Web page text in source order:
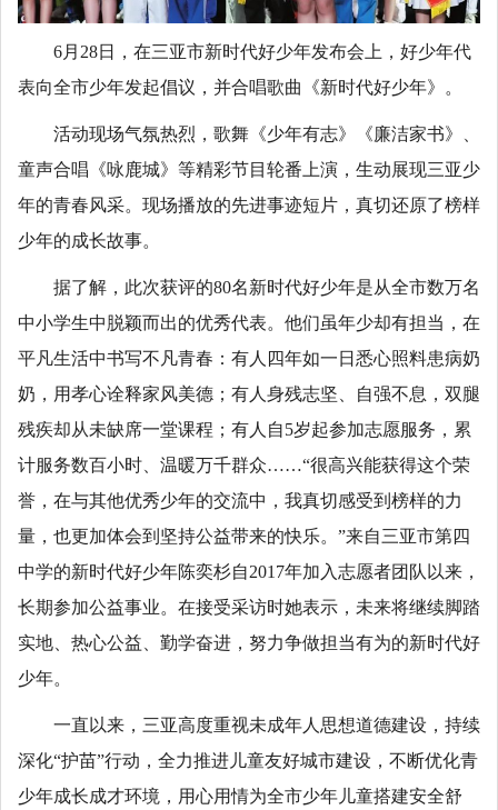
6月28日，在三亚市新时代好少年发布会上，好少年代
表向全市少年发起倡议，并合唱歌曲《新时代好少年》。
活动现场气氛热烈，歌舞《少年有志》《廉洁家书》、
童声合唱《咏鹿城》等精彩节目轮番上演，生动展现三亚少
年的青春风采。现场播放的先进事迹短片，真切还原了榜样
少年的成长故事。
据了解，此次获评的80名新时代好少年是从全市数万名
中小学生中脱颖而出的优秀代表。他们虽年少却有担当，在
平凡生活中书写不凡青春：有人四年如一日悉心照料患病奶
奶，用孝心诠释家风美德；有人身残志坚、自强不息，双腿
残疾却从未缺席一堂课程；有人自5岁起参加志愿服务，累
计服务数百小时、温暖万千群众……“很高兴能获得这个荣
誉，在与其他优秀少年的交流中，我真切感受到榜样的力
量，也更加体会到坚持公益带来的快乐。”来自三亚市第四
中学的新时代好少年陈奕杉自2017年加入志愿者团队以来，
长期参加公益事业。在接受采访时她表示，未来将继续脚踏
实地、热心公益、勤学奋进，努力争做担当有为的新时代好
少年。
一直以来，三亚高度重视未成年人思想道德建设，持续
深化“护苗”行动，全力推进儿童友好城市建设，不断优化青
少年成长成才环境，用心用情为全市少年儿童搭建安全舒